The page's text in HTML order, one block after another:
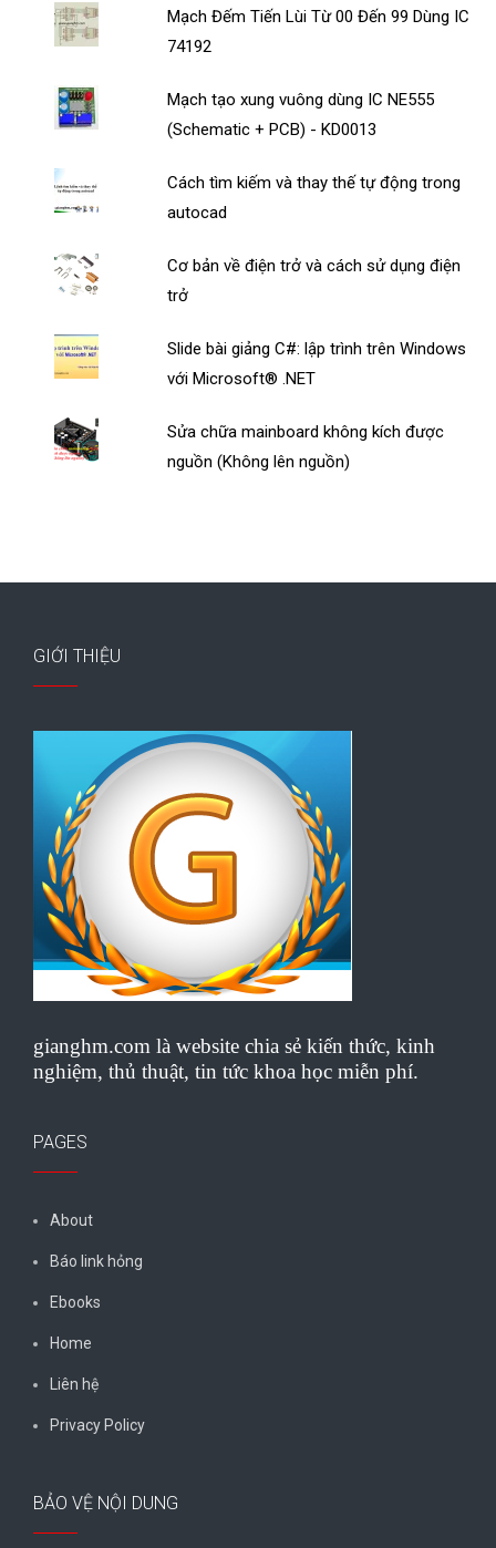
Mạch Đếm Tiến Lùi Từ 00 Đến 99 Dùng IC
74192
Mạch tạo xung vuông dùng IC NE555
(Schematic + PCB) - KD0013
Cách tìm kiếm và thay thế tự động trong
autocad
Cơ bản về điện trở và cách sử dụng điện
trở
Slide bài giảng C#: lập trình trên Windows
với Microsoft® .NET
Sửa chữa mainboard không kích được
nguồn (Không lên nguồn)
GIỚI THIỆU
gianghm.com là website chia sẻ kiến thức, kinh
nghiệm, thủ thuật, tin tức khoa học miễn phí.
PAGES
About
Báo link hỏng
Ebooks
Home
Liên hệ
Privacy Policy
BẢO VỆ NỘI DUNG